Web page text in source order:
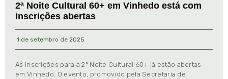
2ª Noite Cultural 60+ em Vinhedo está com
inscrições abertas
1 de setembro de 2025
As inscrições para a 2ª Noite Cultural 60+ já estão abertas
em Vinhedo. O evento, promovido pela Secretaria de